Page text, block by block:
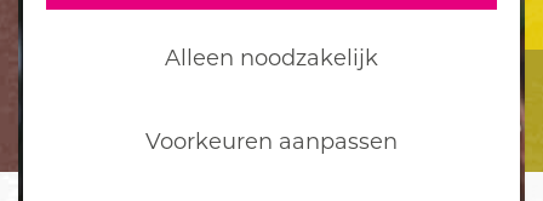
Alleen noodzakelijk
Voorkeuren aanpassen
Harskamp
Hoenderloo
Wekerom